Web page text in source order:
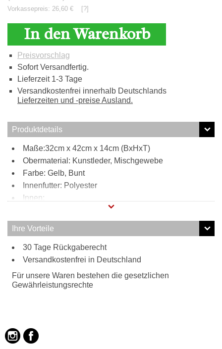
Vorkassepreis: 26,60 € [?]
In den Warenkorb
Preisvorschlag
Sofort Versandfertig.
Lieferzeit 1-3 Tage
Versandkostenfrei innerhalb Deutschlands
Lieferzeiten und -preise Ausland.
Produktdetails
Maße:32cm x 42cm x 14cm (BxHxT)
Obermaterial: Kunstleder, Mischgewebe
Farbe: Gelb, Bunt
Innenfutter: Polyester
Innen:
Reißverschlussfach
2 Steckfächer
Tragweise:
Henkel
Schulterriemen
Besonderheiten:
verstellbarer Schulterriemen
Ihre Vorteile
30 Tage Rückgaberecht
Versandkostenfrei in Deutschland
Für unsere Waren bestehen die gesetzlichen
Gewährleistungsrechte